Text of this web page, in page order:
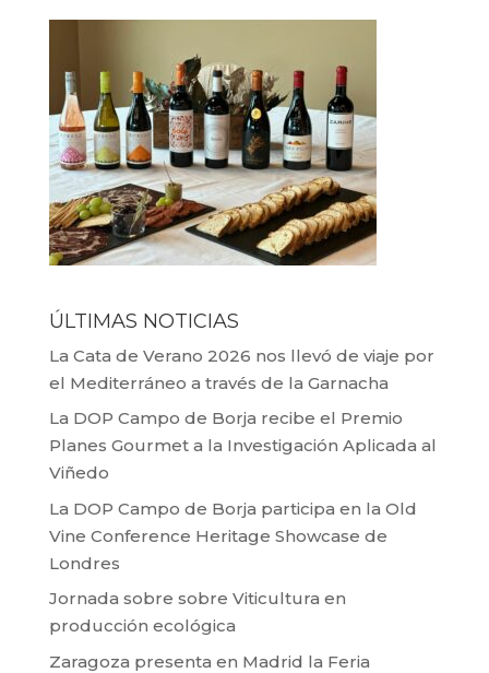
ÚLTIMAS NOTICIAS
La Cata de Verano 2026 nos llevó de viaje por
el Mediterráneo a través de la Garnacha
La DOP Campo de Borja recibe el Premio
Planes Gourmet a la Investigación Aplicada al
Viñedo
La DOP Campo de Borja participa en la Old
Vine Conference Heritage Showcase de
Londres
Jornada sobre sobre Viticultura en
producción ecológica
Zaragoza presenta en Madrid la Feria